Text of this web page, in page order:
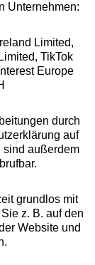
Unternehmen:
Limited,
TikTok
Europe
durch
auf
sind außerdem
grundlos mit
z. B. auf den
Website und